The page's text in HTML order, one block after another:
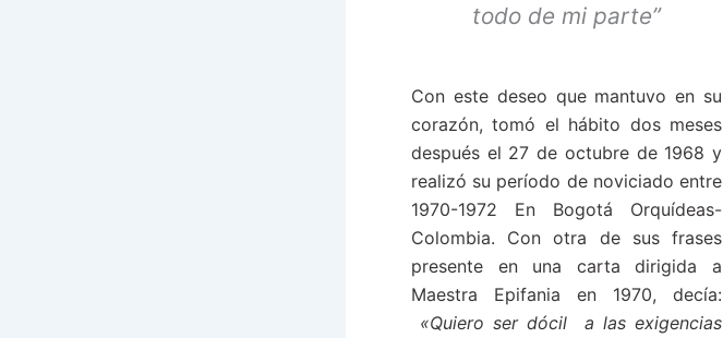
todo de mi parte”
Con este deseo que mantuvo en su
corazón, tomó el hábito dos meses
después el 27 de octubre de 1968 y
realizó su período de noviciado entre
1970-1972 En Bogotá Orquídeas-
Colombia. Con otra de sus frases
presente en una carta dirigida a
Maestra Epifania en 1970, decía:
«Quiero ser dócil a las exigencias